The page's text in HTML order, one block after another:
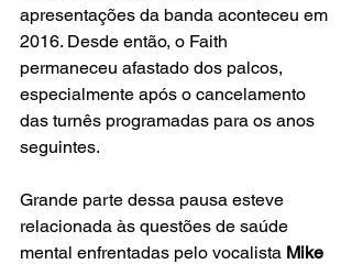
apresentações da banda aconteceu em
2016. Desde então, o Faith
permaneceu afastado dos palcos,
especialmente após o cancelamento
das turnês programadas para os anos
seguintes.
Grande parte dessa pausa esteve
relacionada às questões de saúde
mental enfrentadas pelo vocalista Mike